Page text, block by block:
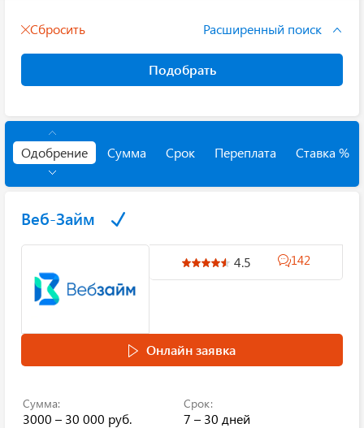
Сбросить Расширенный поиск
Подобрать
Одобрение Сумма Срок Переплата Ставка %
Веб-Займ
4.5 142
Онлайн заявка
Сумма:
3000 – 30 000 руб.
Срок:
7 – 30 дней